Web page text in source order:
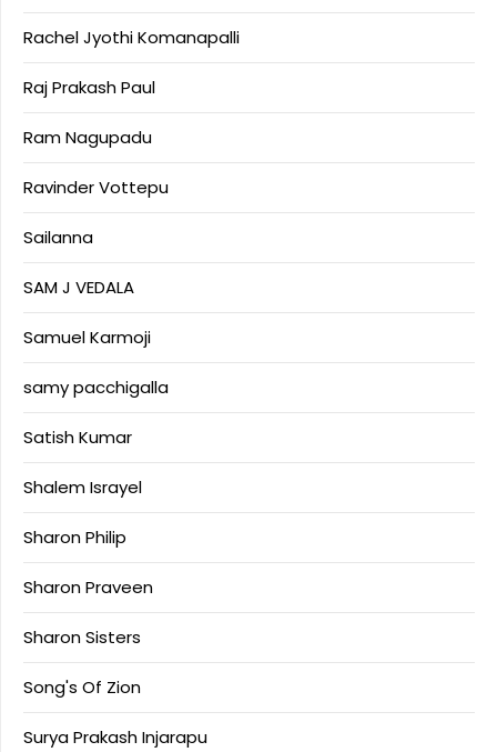
Rachel Jyothi Komanapalli
Raj Prakash Paul
Ram Nagupadu
Ravinder Vottepu
Sailanna
SAM J VEDALA
Samuel Karmoji
samy pacchigalla
Satish Kumar
Shalem Israyel
Sharon Philip
Sharon Praveen
Sharon Sisters
Song's Of Zion
Surya Prakash Injarapu